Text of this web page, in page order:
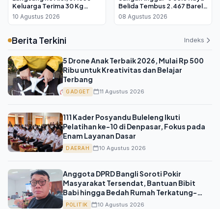
Keluarga Terima 30 Kg
Beras Bantuan Pangan
10 Agustus 2026
Belida Tembus 2.467 Barel
per Hari
08 Agustus 2026
Berita Terkini Indeks
5 Drone Anak Terbaik 2026, Mulai Rp 500
Ribu untuk Kreativitas dan Belajar
Terbang
GADGET 11 Agustus 2026
111 Kader Posyandu Buleleng Ikuti
Pelatihan ke-10 di Denpasar, Fokus pada
Enam Layanan Dasar
DAERAH 10 Agustus 2026
Anggota DPRD Bangli Soroti Pokir
Masyarakat Tersendat, Bantuan Bibit
Babi hingga Bedah Rumah Terkatung-
katung
POLITIK 10 Agustus 2026